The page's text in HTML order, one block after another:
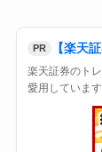
PR 【楽天
楽天証券のト
愛用しています